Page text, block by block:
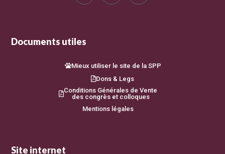
Documents utiles
Mieux utiliser le site de la SPP
Dons & Legs
Conditions Générales de Vente
des congrès et colloques
Mentions légales
Site internet